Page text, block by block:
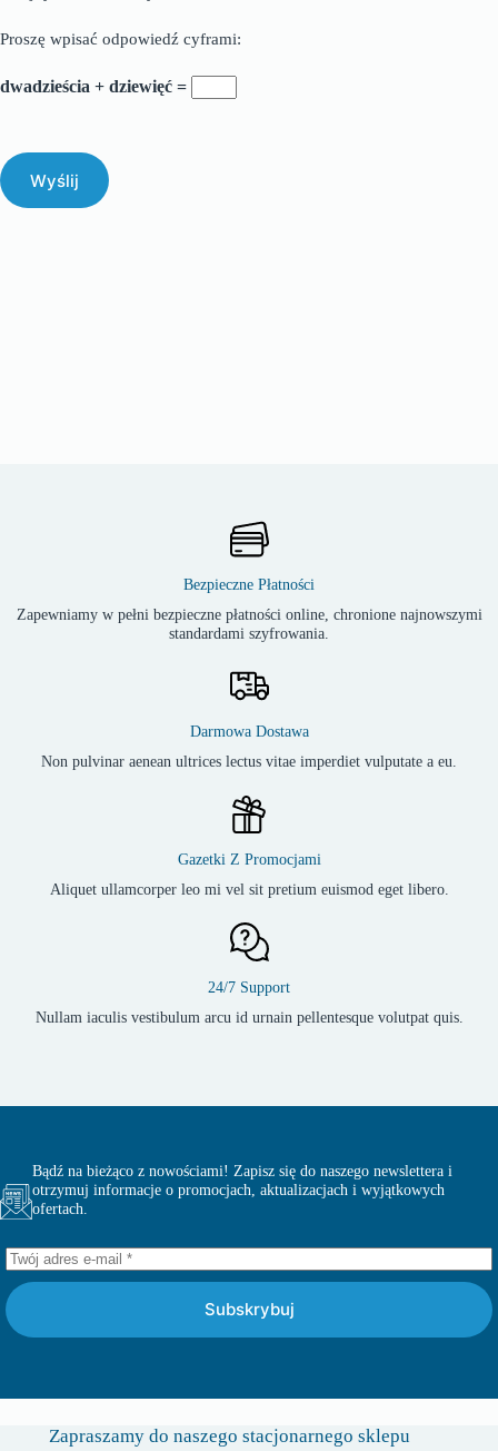
Proszę wpisać odpowiedź cyframi:
dwadzieścia + dziewięć =
Wyślij
Bezpieczne Płatności
Zapewniamy w pełni bezpieczne płatności online, chronione najnowszymi
standardami szyfrowania.
Darmowa Dostawa
Non pulvinar aenean ultrices lectus vitae imperdiet vulputate a eu.
Gazetki Z Promocjami
Aliquet ullamcorper leo mi vel sit pretium euismod eget libero.
24/7 Support
Nullam iaculis vestibulum arcu id urnain pellentesque volutpat quis.
Bądź na bieżąco z nowościami! Zapisz się do naszego newslettera i
otrzymuj informacje o promocjach, aktualizacjach i wyjątkowych
ofertach.
Subskrybuj
Zapraszamy do naszego stacjonarnego sklepu